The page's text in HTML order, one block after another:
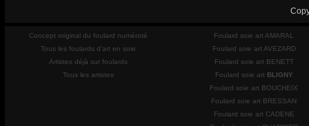
Concept original du foulard numéroté
Tous les foulards d'art en soie
Artistes déjà sur foulards
Tous les artistes
Foulard soie art AMARAL
Foulard soie art AVEZARD
Foulard soie art BENETT
Foulard soie art BLIGNY
Foulard soie art BOUCHEIX
Foulard soie art BRESSAN
Foulard soie art CADENE